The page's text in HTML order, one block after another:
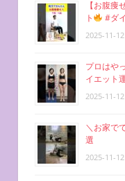
【お腹痩
ト
#ダ
2025-11-12
プロはや
イエット
2025-11-12
＼お家で
選
2025-11-12